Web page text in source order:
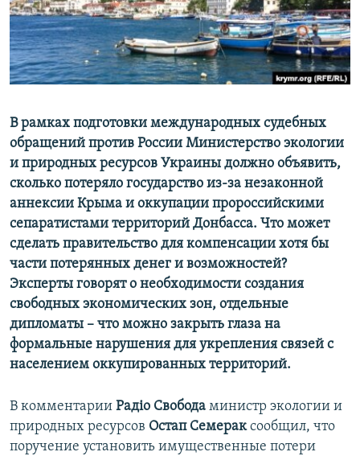
ПОБЕДИТЕЛЕЙ НЕ СУДЯТ?
КРЫМ.НЕПОКОРЕННЫЙ
ELIFBE
ПРИСОЕДИНЯЙТЕСЬ!
Все сайты RFE/RL
В рамках подготовки международных судебных
обращений против России Министерство экологии
и природных ресурсов Украины должно объявить,
сколько потеряло государство из-за незаконной
аннексии Крыма и оккупации пророссийскими
сепаратистами территорий Донбасса. Что может
сделать правительство для компенсации хотя бы
части потерянных денег и возможностей?
Эксперты говорят о необходимости создания
свободных экономических зон, отдельные
дипломаты – что можно закрыть глаза на
формальные нарушения для укрепления связей с
населением оккупированных территорий.
В комментарии Радіо Свобода министр экологии и
природных ресурсов Остап Семераксообщил, что
поручение установить имущественные потери